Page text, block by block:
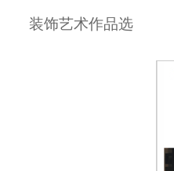
装饰艺术作品选